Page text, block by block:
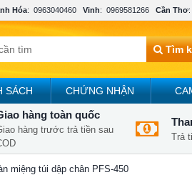
Hóa: 0963040460 Vinh: 0969581266 Cần Thơ:
Tìm
SÁCH CHỨNG NHẬN
hàng toàn quốc
hàng trước trả tiền sau
Trả
miệng túi dập chân PFS-450